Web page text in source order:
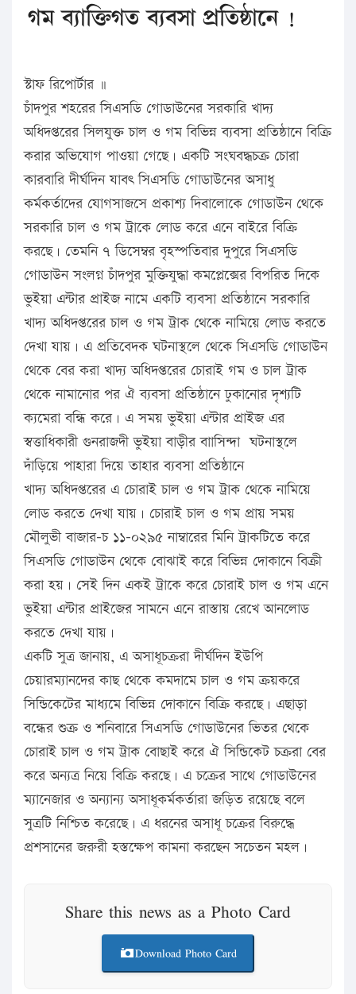
গম ব্যাক্তিগত ব্যবসা প্রতিষ্ঠানে !
স্টাফ রিপোর্টার ॥
চাঁদপুর শহরের সিএসডি গোডাউনের সরকারি খাদ্য
অধিদপ্তরের সিলযুক্ত চাল ও গম বিভিন্ন ব্যবসা প্রতিষ্ঠানে বিক্রি
করার অভিযোগ পাওয়া গেছে। একটি সংঘবদ্ধচক্র চোরা
কারবারি দীর্ঘদিন যাবৎ সিএসডি গোডাউনের অসাধু
কর্মকর্তাদের যোগসাজসে প্রকাশ্য দিবালোকে গোডাউন থেকে
সরকারি চাল ও গম ট্রাকে লোড করে এনে বাইরে বিক্রি
করছে। তেমনি ৭ ডিসেম্বর বৃহস্পতিবার দুপুরে সিএসডি
গোডাউন সংলগ্ন চাঁদপুর মুক্তিযুদ্ধা কমপ্লেক্সের বিপরিত দিকে
ভুইয়া এন্টার প্রাইজ নামে একটি ব্যবসা প্রতিষ্ঠানে সরকারি
খাদ্য অধিদপ্তরের চাল ও গম ট্রাক থেকে নামিয়ে লোড করতে
দেখা যায়। এ প্রতিবেদক ঘটনাস্থলে থেকে সিএসডি গোডাউন
থেকে বের করা খাদ্য অধিদপ্তরের চোরাই গম ও চাল ট্রাক
থেকে নামানোর পর ঐ ব্যবসা প্রতিষ্ঠানে ঢুকানোর দৃশ্যটি
ক্যমেরা বন্ধি করে। এ সময় ভুইয়া এন্টার প্রাইজ এর
স্বত্তাধিকারী গুনরাজদী ভুইয়া বাড়ীর বাাসিন্দা ঘটনাস্থলে
দাঁড়িয়ে পাহারা দিয়ে তাহার ব্যবসা প্রতিষ্ঠানে
খাদ্য অধিদপ্তরের এ চোরাই চাল ও গম ট্রাক থেকে নামিয়ে
লোড করতে দেখা যায়। চোরাই চাল ও গম প্রায় সময়
মৌলুভী বাজার-চ ১১-০২৯৫ নাম্বারের মিনি ট্রাকটিতে করে
সিএসডি গোডাউন থেকে বোঝাই করে বিভিন্ন দোকানে বিক্রী
করা হয়। সেই দিন একই ট্রাকে করে চোরাই চাল ও গম এনে
ভুইয়া এন্টার প্রাইজের সামনে এনে রাস্তায় রেখে আনলোড
করতে দেখা যায়।
একটি সুত্র জানায়, এ অসাধূচক্ররা দীর্ঘদিন ইউপি
চেয়ারম্যানদের কাছ থেকে কমদামে চাল ও গম ক্রয়করে
সিন্ডিকেটের মাধ্যমে বিভিন্ন দোকানে বিক্রি করছে। এছাড়া
বন্ধের শুক্র ও শনিবারে সিএসডি গোডাউনের ভিতর থেকে
চোরাই চাল ও গম ট্রাক বোছাই করে ঐ সিন্ডিকেট চক্ররা বের
করে অন্যত্র নিয়ে বিক্রি করছে। এ চক্রের সাথে গোডাউনের
ম্যানেজার ও অন্যান্য অসাধূকর্মকর্তারা জড়িত রয়েছে বলে
সুত্রটি নিশ্চিত করেছে। এ ধরনের অসাধূ চক্রের বিরুদ্ধে
প্রশসানের জরুরী হস্তক্ষেপ কামনা করছেন সচেতন মহল।
Share this news as a Photo Card
Download Photo Card